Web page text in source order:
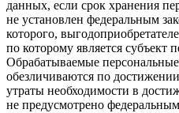
данных, если срок хранения
не установлен федеральным
которого,
по которому является субъект
Обрабатываемые
обезличиваются по
утраты необходимости в
не предусмотрено